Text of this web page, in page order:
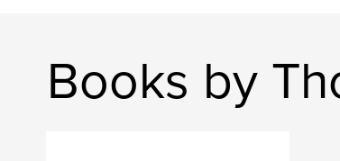
Books by